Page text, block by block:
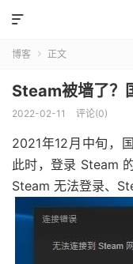

博客  正文
Steam被墙了？
2022-02-11 评论(0)
2021年12月中旬，
此时，登录 Steam
Steam 无法登录、